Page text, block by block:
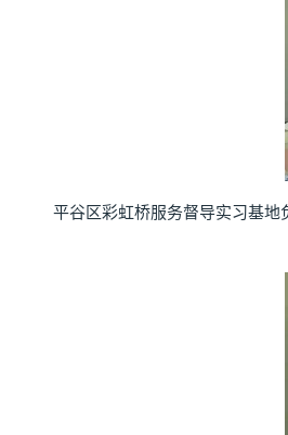
平谷区彩虹桥服务督导实习基地